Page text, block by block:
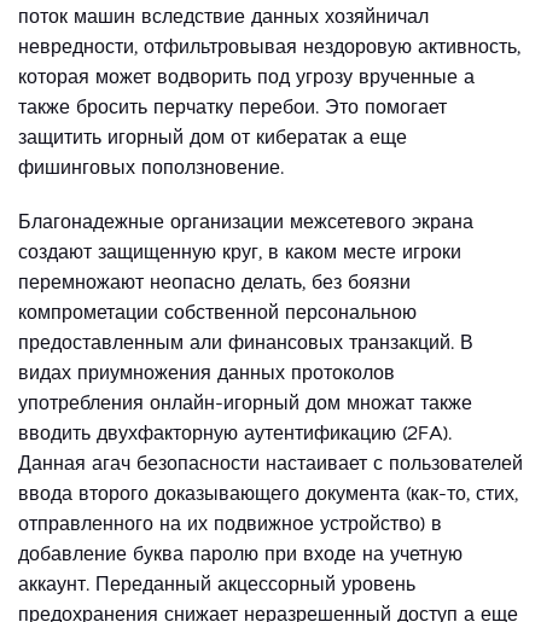
поток машин вследствие данных хозяйничал
невредности, отфильтровывая нездоровую активность,
которая может водворить под угрозу врученные а
также бросить перчатку перебои. Это помогает
защитить игорный дом от кибератак а еще
фишинговых поползновение.
Благонадежные организации межсетевого экрана
создают защищенную круг, в каком месте игроки
перемножают неопасно делать, без боязни
компрометации собственной персональною
предоставленным али финансовых транзакций. В
видах приумножения данных протоколов
употребления онлайн-игорный дом множат также
вводить двухфакторную аутентификацию (2FA).
Данная агач безопасности настаивает с пользователей
ввода второго доказывающего документа (как-то, стих,
отправленного на их подвижное устройство) в
добавление буква паролю при входе на учетную
аккаунт. Переданный акцессорный уровень
предохранения снижает неразрешенный доступ а еще